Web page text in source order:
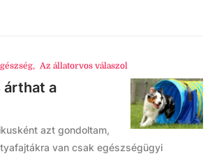
, Az állatorvos válaszol
árthat a
azt gondoltam,
van csak egészségügyi